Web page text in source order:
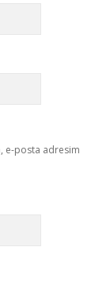
e-posta adresim